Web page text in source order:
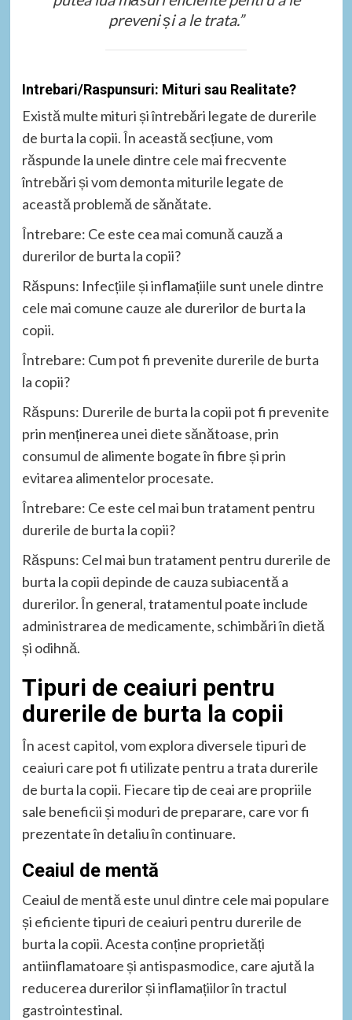
preveni și a le trata.”
Intrebari/Raspunsuri: Mituri sau Realitate?
Există multe mituri și întrebări legate de durerile
de burta la copii. În această secțiune, vom
răspunde la unele dintre cele mai frecvente
întrebări și vom demonta miturile legate de
această problemă de sănătate.
Întrebare: Ce este cea mai comună cauză a
durerilor de burta la copii?
Răspuns: Infecțiile și inflamațiile sunt unele dintre
cele mai comune cauze ale durerilor de burta la
copii.
Întrebare: Cum pot fi prevenite durerile de burta
la copii?
Răspuns: Durerile de burta la copii pot fi prevenite
prin menținerea unei diete sănătoase, prin
consumul de alimente bogate în fibre și prin
evitarea alimentelor procesate.
Întrebare: Ce este cel mai bun tratament pentru
durerile de burta la copii?
Răspuns: Cel mai bun tratament pentru durerile de
burta la copii depinde de cauza subiacentă a
durerilor. În general, tratamentul poate include
administrarea de medicamente, schimbări în dietă
și odihnă.
Tipuri de ceaiuri pentru
durerile de burta la copii
În acest capitol, vom explora diversele tipuri de
ceaiuri care pot fi utilizate pentru a trata durerile
de burta la copii. Fiecare tip de ceai are propriile
sale beneficii și moduri de preparare, care vor fi
prezentate în detaliu în continuare.
Ceaiul de mentă
Ceaiul de mentă este unul dintre cele mai populare
și eficiente tipuri de ceaiuri pentru durerile de
burta la copii. Acesta conține proprietăți
antiinflamatoare și antispasmodice, care ajută la
reducerea durerilor și inflamațiilor în tractul
gastrointestinal.